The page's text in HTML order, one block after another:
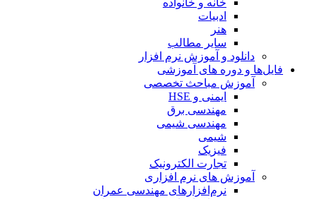
ادبیات
هنر
سایر مطالب
دانلود و آموزش نرم افزار
فایل‌ها و دوره های آموزشی
آموزش مباحث تخصصی
ایمنی و HSE
مهندسی برق
مهندسی شیمی
شیمی
فیزیک
تجارت الکترونیک
آموزش های نرم افزاری
نرم‌افزارهای مهندسی عمران